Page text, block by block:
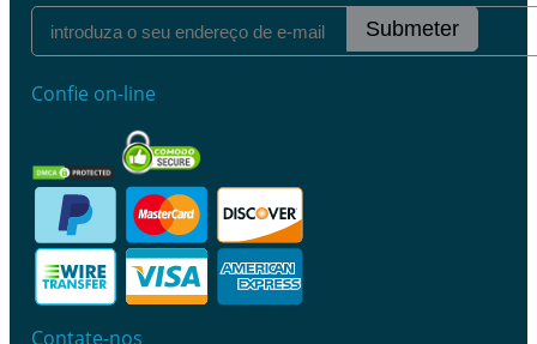
Submeter
Confie on-line
Contate-nos